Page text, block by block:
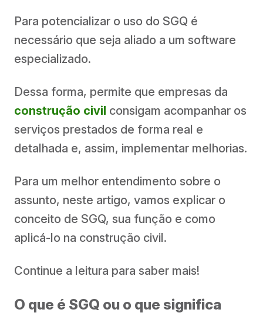
Para potencializar o uso do SGQ é
necessário que seja aliado a um software
especializado.
Dessa forma, permite que empresas da
construção civil consigam acompanhar os
serviços prestados de forma real e
detalhada e, assim, implementar melhorias.
Para um melhor entendimento sobre o
assunto, neste artigo, vamos explicar o
conceito de SGQ, sua função e como
aplicá-lo na construção civil.
Continue a leitura para saber mais!
O que é SGQ ou o que significa